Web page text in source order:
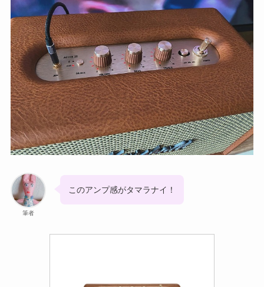
筆者
このアンプ感がタマラナイ！